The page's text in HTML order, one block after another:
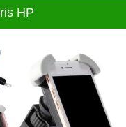
HP